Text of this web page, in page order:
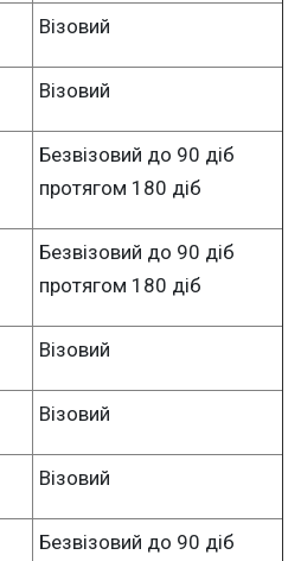
Візовий
Візовий
Безвізовий до 90 діб
протягом 180 діб
Безвізовий до 90 діб
протягом 180 діб
Візовий
Візовий
Візовий
Безвізовий до 90 діб